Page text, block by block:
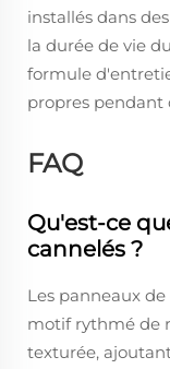
installés dans
la durée de vie
formule
propres pendant
FAQ
Qu'est-ce
cannelés ?
Les panneaux
motif rythmé de
texturée,